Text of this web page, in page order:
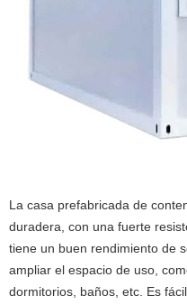
La casa prefabricada de
duradera, con una fuerte
tiene un buen rendimiento de
ampliar el espacio de uso,
dormitorios, baños, etc. Es